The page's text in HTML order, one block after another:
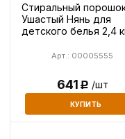
Стиральный
Ушастый Нянь для
детского белья 2,4
Арт.: 00005555
641Р /шт
КУПИТЬ